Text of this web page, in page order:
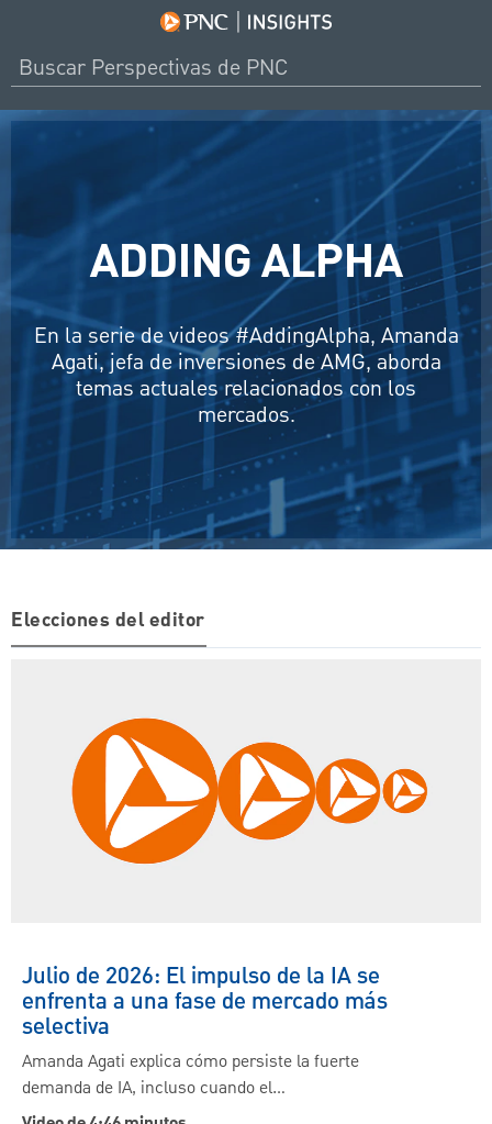
ADDING ALPHA
En la serie de videos #AddingAlpha, Amanda
Agati, jefa de inversiones de AMG, aborda
temas actuales relacionados con los
mercados.
Elecciones del editor
Julio de 2026: El impulso de la IA se
enfrenta a una fase de mercado más
selectiva
Amanda Agati explica cómo persiste la fuerte
demanda de IA, incluso cuando el…